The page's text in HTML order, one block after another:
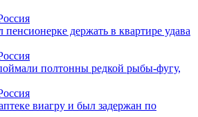
держать в квартире удава
полтонны редкой рыбы-фугу,
виагру и был задержан по